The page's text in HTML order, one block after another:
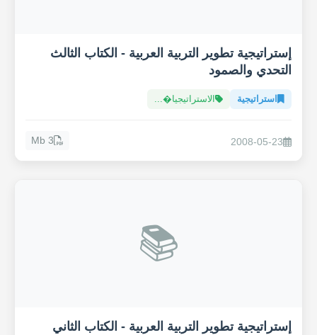
إستراتيجية تطوير التربية العربية - الكتاب الثالث
التحدي والصمود
استراتيجية الاستراتيجيا�...
2008-05-23
3 Mb
📚
إستراتيجية تطوير التربية العربية - الكتاب الثاني